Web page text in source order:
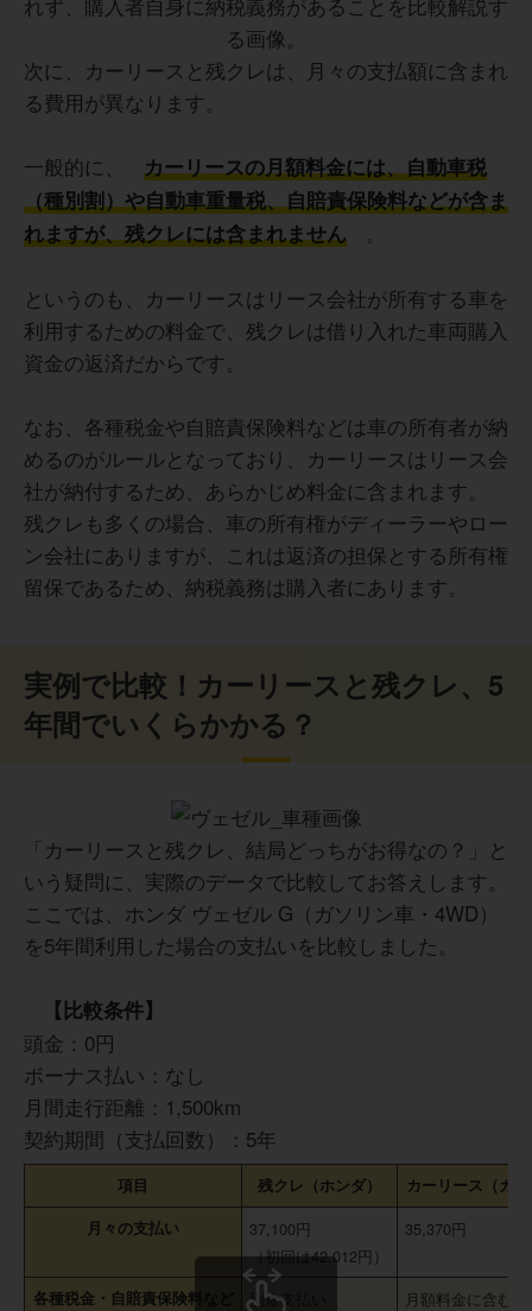
次に、カーリースと残クレは、月々の支払額に含まれ
る費用が異なります。
一般的に、
カーリースの月額料金には、自動車税
（種別割）や自動車重量税、自賠責保険料などが含ま
れますが、残クレには含まれません
。
というのも、カーリースはリース会社が所有する車を
利用するための料金で、残クレは借り入れた車両購入
資金の返済だからです。
なお、各種税金や自賠責保険料などは車の所有者が納
めるのがルールとなっており、カーリースはリース会
社が納付するため、あらかじめ料金に含まれます。
残クレも多くの場合、車の所有権がディーラーやロー
ン会社にありますが、これは返済の担保とする所有権
留保であるため、納税義務は購入者にあります。
実例で比較！カーリースと残クレ、5
年間でいくらかかる？
「カーリースと残クレ、結局どっちがお得なの？」と
いう疑問に、実際のデータで比較してお答えします。
ここでは、ホンダ ヴェゼル G（ガソリン車・4WD）
を5年間利用した場合の支払いを比較しました。
【比較条件】
頭金：0円
ボーナス払い：なし
月間走行距離：1,500km
契約期間（支払回数）：5年
項目 残クレ（ホンダ）
カーリース（カ
月々の支払い
37,100円
（初回は42,012円）
35,370円
各種税金・自賠責保険料など 別途支払い 月額料金に含む